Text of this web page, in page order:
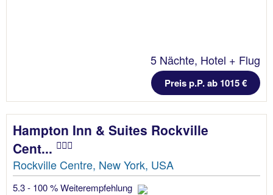
5 Nächte, Hotel + Flug
Preis p.P. ab 1015 €
Hampton Inn & Suites Rockville
Cent...
Rockville Centre, New York, USA
5.3 - 100 % Weiterempfehlung